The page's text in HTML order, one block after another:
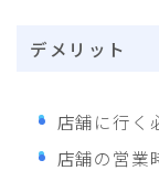
デメリット
店舗に行く
店舗の営業